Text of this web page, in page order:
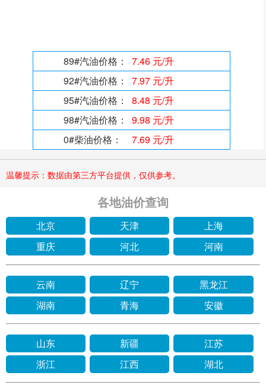
89#汽油价格：
7.46 元/升
92#汽油价格：
7.97 元/升
95#汽油价格：
8.48 元/升
98#汽油价格：
9.98 元/升
0#柴油价格：
7.69 元/升
温馨提示：数据由第三方平台提供，仅供参考。
各地油价查询
北京 天津
上海
重庆
河北 河南
云南 辽宁
黑龙江
湖南
青海 安徽
山东 新疆
江苏
浙江
江西 湖北